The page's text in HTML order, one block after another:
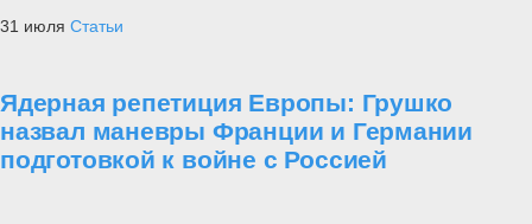
31 июля Статьи
Ядерная репетиция Европы: Грушко
назвал маневры Франции и Германии
подготовкой к войне с Россией